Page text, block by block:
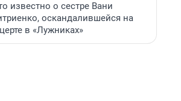
известно о сестре Вани
оскандалившейся на
в «Лужниках»